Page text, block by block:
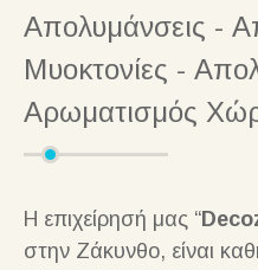
Απολυμάνσεις -
Μυοκτονίες -
Αρωματισμός
Η επιχείρησή μας “
στην Ζάκυνθο, είναι